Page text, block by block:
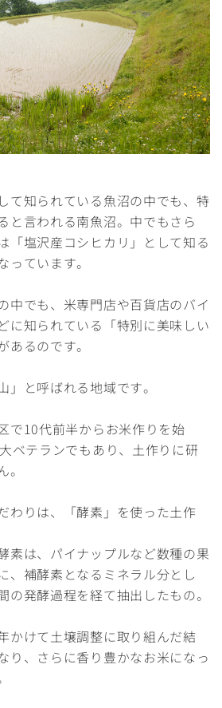
て知られている魚沼の中でも、特
と言われる南魚沼。中でもさら
「塩沢産コシヒカリ」として知る
っています。
中でも、米専門店や百貨店のバイ
に知られている「特別に美味しい
あるのです。
」と呼ばれる地域です。
で10代前半からお米作りを始
ベテランでもあり、土作りに研
わりは、「酵素」を使った土作
素は、パイナップルなど数種の果
、補酵素となるミネラル分とし
の発酵過程を経て抽出したもの。
かけて土壌調整に取り組んだ結
り、さらに香り豊かなお米になっ